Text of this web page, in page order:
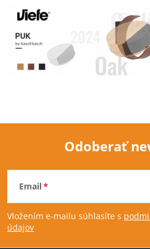
Z
á
p
Odoberať
Email
Vložením e-mailu súhlasíte s
údajov